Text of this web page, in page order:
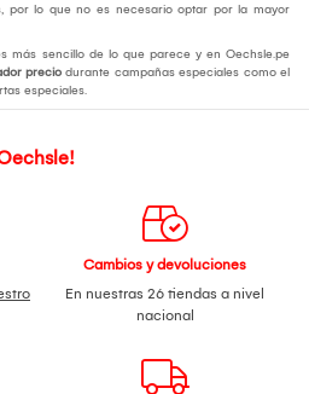
por lo que no es necesario optar por la mayor
más sencillo de lo que parece y en Oechsle.pe
precio durante campañas especiales como el
especiales.
Cambios y devoluciones
En nuestras 26 tiendas a nivel
nacional